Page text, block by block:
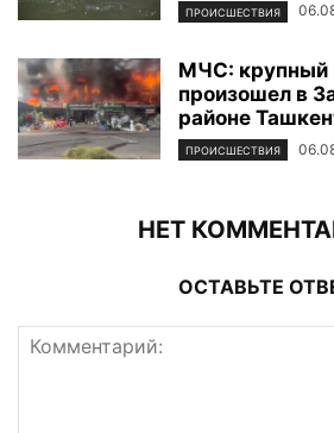
ПРОИСШЕСТВИЯ
МЧС: крупный
произошел в
районе
ПРОИСШЕСТВИЯ
НЕТ
ОСТАВЬТЕ